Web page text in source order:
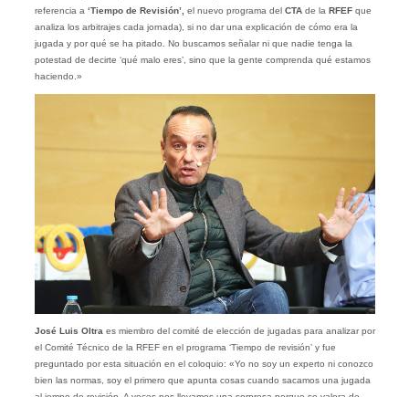
referencia a ‘Tiempo de Revisión’, el nuevo programa del CTAde la RFEFque
analiza los arbitrajes cada jornada), si no dar una explicación de cómo era la
jugada y por qué se ha pitado. No buscamos señalar ni que nadie tenga la
potestad de decirte ‘qué malo eres’, sino que la gente comprenda qué estamos
haciendo.»
José Luis Oltra es miembro del comité de elección de jugadas para analizar por
el Comité Técnico de la RFEF en el programa ‘Tiempo de revisión’ y fue
preguntado por esta situación en el coloquio: «Yo no soy un experto ni conozco
bien las normas, soy el primero que apunta cosas cuando sacamos una jugada